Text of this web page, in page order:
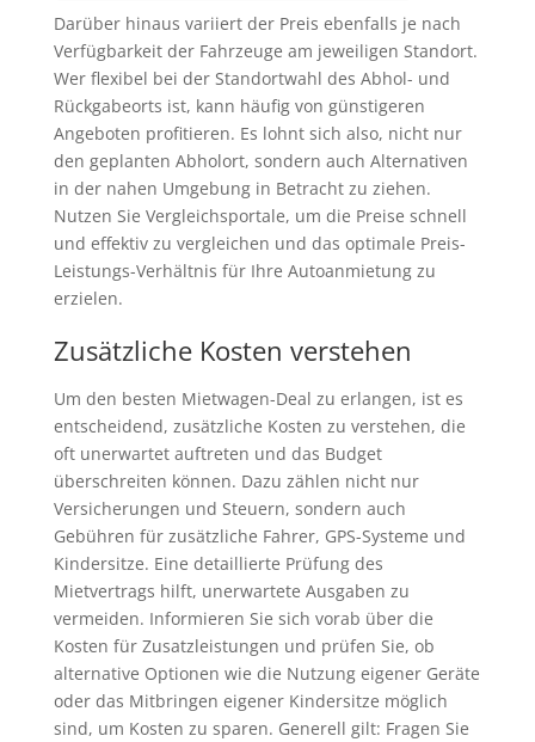
Darüber hinaus variiert der Preis ebenfalls je nach
Verfügbarkeit der Fahrzeuge am jeweiligen Standort.
Wer flexibel bei der Standortwahl des Abhol- und
Rückgabeorts ist, kann häufig von günstigeren
Angeboten profitieren. Es lohnt sich also, nicht nur
den geplanten Abholort, sondern auch Alternativen
in der nahen Umgebung in Betracht zu ziehen.
Nutzen Sie Vergleichsportale, um die Preise schnell
und effektiv zu vergleichen und das optimale Preis-
Leistungs-Verhältnis für Ihre Autoanmietung zu
erzielen.
Zusätzliche Kosten verstehen
Um den besten Mietwagen-Deal zu erlangen, ist es
entscheidend, zusätzliche Kosten zu verstehen, die
oft unerwartet auftreten und das Budget
überschreiten können. Dazu zählen nicht nur
Versicherungen und Steuern, sondern auch
Gebühren für zusätzliche Fahrer, GPS-Systeme und
Kindersitze. Eine detaillierte Prüfung des
Mietvertrags hilft, unerwartete Ausgaben zu
vermeiden. Informieren Sie sich vorab über die
Kosten für Zusatzleistungen und prüfen Sie, ob
alternative Optionen wie die Nutzung eigener Geräte
oder das Mitbringen eigener Kindersitze möglich
sind, um Kosten zu sparen. Generell gilt: Fragen Sie